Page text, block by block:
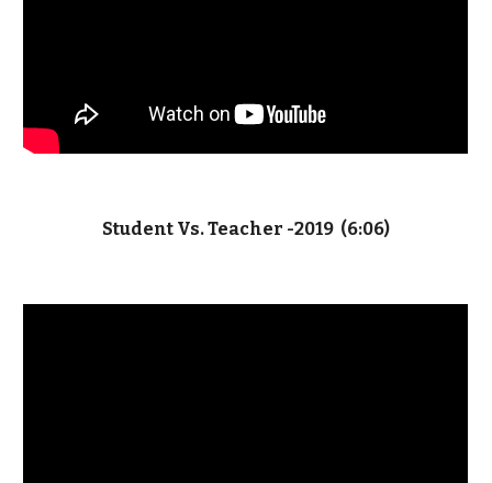
Student Vs. Teacher -2019 (6:06)